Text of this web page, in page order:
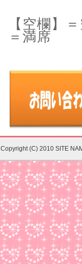
【空欄】
＝満席
Copyright (C) 2010 SITE